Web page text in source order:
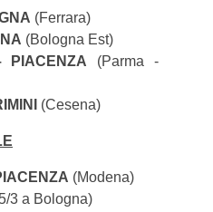
(Ferrara)
(Bologna Est)
PIACENZA (Parma -
(Cesena)
(Modena)
3 a Bologna)